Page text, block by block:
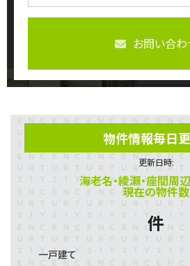
お問い合わ
物件情報毎日更
更新日時:
海老名・綾瀬・座間周
現在の物件数
件
一戸建て